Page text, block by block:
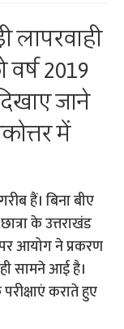
लापरवाही
2019
जाने
में
हैं। बिना बीए
के उत्तराखंड
आयोग ने प्रकरण
सामने आई है।
कराते हुए